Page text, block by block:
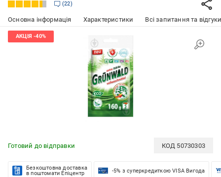
22
Основна інформація Характеристики Всі запитання та
Готовий до відправки КОД 50730303
Безкоштовна доставка
в поштомати Епіцентр
-5% з суперкредиткою VISA Вигода